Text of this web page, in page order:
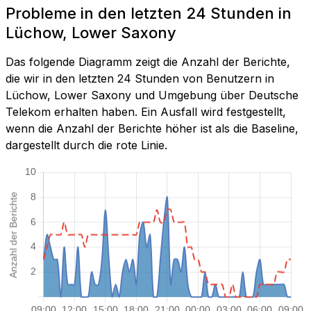
Probleme in den letzten 24 Stunden in
Lüchow, Lower Saxony
Das folgende Diagramm zeigt die Anzahl der Berichte,
die wir in den letzten 24 Stunden von Benutzern in
Lüchow, Lower Saxony und Umgebung über Deutsche
Telekom erhalten haben. Ein Ausfall wird festgestellt,
wenn die Anzahl der Berichte höher ist als die Baseline,
dargestellt durch die rote Linie.